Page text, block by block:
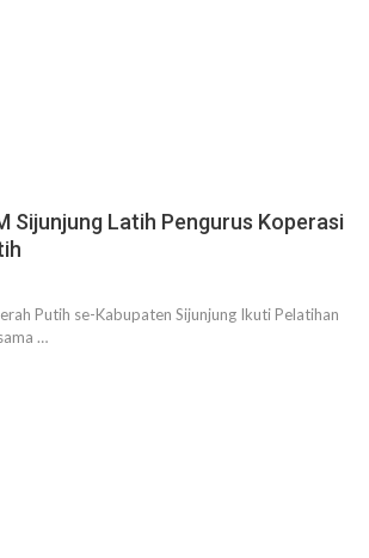
Sijunjung Latih Pengurus Koperasi
Putih se-Kabupaten Sijunjung Ikuti Pelatihan
…